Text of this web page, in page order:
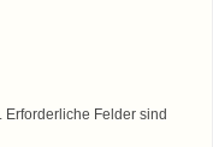
Erforderliche Felder sind